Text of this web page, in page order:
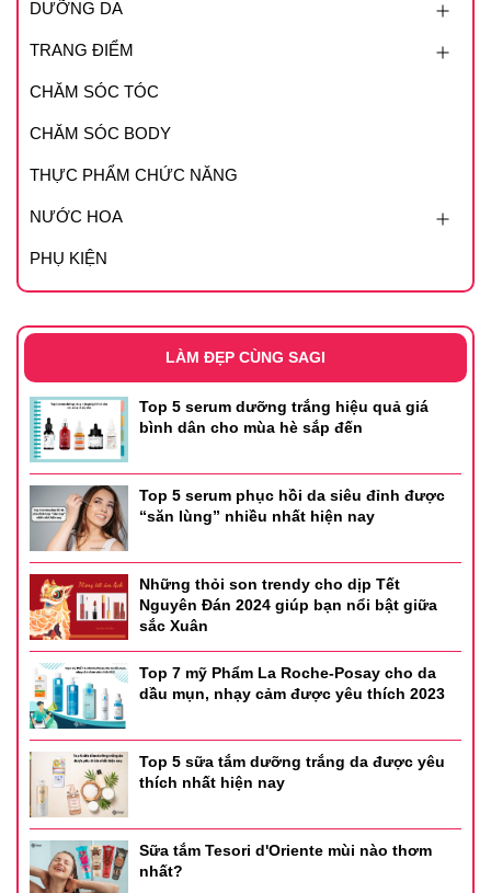
DƯỠNG DA
TRANG ĐIỂM
CHĂM SÓC TÓC
CHĂM SÓC BODY
THỰC PHẨM CHỨC NĂNG
NƯỚC HOA
PHỤ KIỆN
LÀM ĐẸP CÙNG SAGI
Top 5 serum dưỡng trắng hiệu quả giá
bình dân cho mùa hè sắp đến
Top 5 serum phục hồi da siêu đỉnh được
“săn lùng” nhiều nhất hiện nay
Những thỏi son trendy cho dịp Tết
Nguyên Đán 2024 giúp bạn nổi bật giữa
sắc Xuân
Top 7 mỹ Phẩm La Roche-Posay cho da
dầu mụn, nhạy cảm được yêu thích 2023
Top 5 sữa tắm dưỡng trắng da được yêu
thích nhất hiện nay
Sữa tắm Tesori d'Oriente mùi nào thơm
nhất?